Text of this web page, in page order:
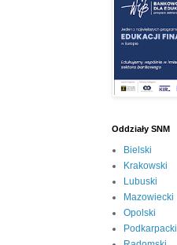
Oddziały SNM
Bielski
Krakowski
Lubuski
Mazowiecki
Opolski
Podkarpacki